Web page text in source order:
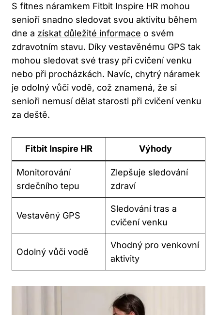
S⁢ fitnes náramkem Fitbit Inspire ‍HR mohou‌
senioři snadno sledovat svou ‍aktivitu ‌během
dne a získat důležité informace ⁢o svém
‍zdravotním ⁣stavu. Díky vestavěnému GPS tak
mohou sledovat⁣ své trasy při⁤ cvičení venku
nebo při procházkách. ⁤Navíc,⁤ chytrý⁣ náramek
je odolný vůči ⁢vodě, což znamená, že si
senioři nemusí dělat⁤ starosti‍ při ⁢cvičení venku
za deště.
Fitbit Inspire HR Výhody
Monitorování
srdečního⁢ tepu
Zlepšuje sledování
zdraví
Vestavěný GPS
Sledování tras a
cvičení venku
Odolný vůči vodě
Vhodný pro venkovní
aktivity